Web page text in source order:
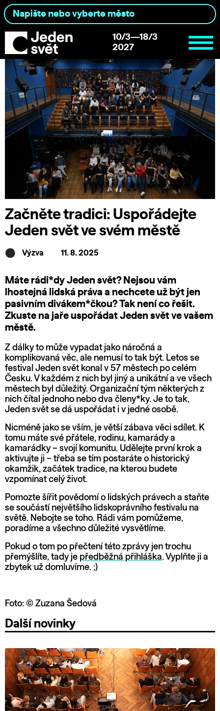
10/3—18/3
2027
Začněte tradici: Uspořádejte
Jeden svět ve svém městě
Výzva 11. 8. 2025
Máte rádi*dy Jeden svět? Nejsou vám
lhostejná lidská práva a nechcete už být jen
pasivním divákem*čkou? Tak není co řešit.
Zkuste na jaře uspořádat Jeden svět ve vašem
městě.
Z dálky to může vypadat jako náročná a
komplikovaná věc, ale nemusí to tak být. Letos se
festival Jeden svět konal v 57 městech po celém
Česku. V každém z nich byl jiný a unikátní a ve všech
městech byl důležitý. Organizační tým některých z
nich čítal jednoho nebo dva členy*ky. Je to tak,
Jeden svět se dá uspořádat i v jedné osobě.
Nicméně jako se vším, je větší zábava věci sdílet. K
tomu máte své přátele, rodinu, kamarády a
kamarádky – svojí komunitu. Udělejte první krok a
aktivujte ji – třeba se tím postaráte o historický
okamžik, začátek tradice, na kterou budete
vzpomínat celý život.
Pomozte šířit povědomí o lidských právech a staňte
se součástí největšího lidskoprávního festivalu na
světě. Nebojte se toho. Rádi vám pomůžeme,
poradíme a všechno důležité vysvětlíme.
Pokud o tom po přečtení této zprávy jen trochu
přemýšlíte, tady je předběžná přihláška. Vyplňte ji a
zbytek už domluvíme. ;)
Foto: © Zuzana Šedová
Další novinky